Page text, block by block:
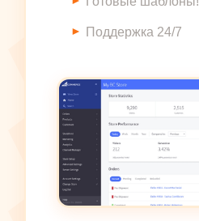
Поддержка 24/7